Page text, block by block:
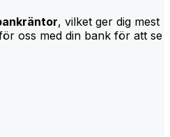
, vilket ger dig mest
oss med din bank för att se